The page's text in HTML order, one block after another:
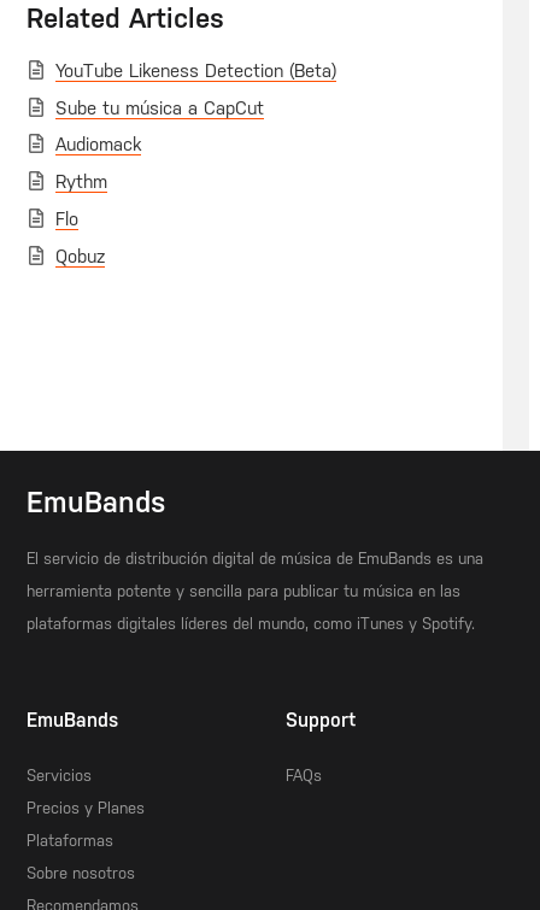
Related Articles
YouTube Likeness Detection (Beta)
Sube tu música a CapCut
Audiomack
Rythm
Flo
Qobuz
EmuBands
El servicio de distribución digital de música de EmuBands es una
herramienta potente y sencilla para publicar tu música en las
plataformas digitales líderes del mundo, como iTunes y Spotify.
EmuBands
Servicios
Precios y Planes
Plataformas
Sobre nosotros
Recomendamos
Support
FAQs